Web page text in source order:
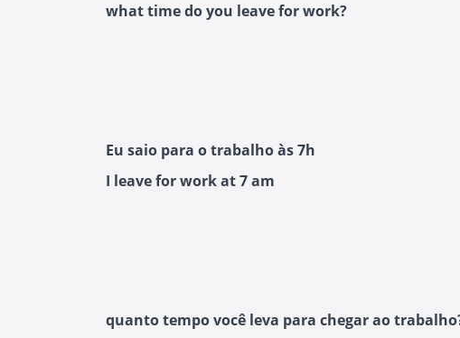
what time do you leave for work?
Eu saio para o trabalho às 7h
I leave for work at 7 am
quanto tempo você leva para chegar ao